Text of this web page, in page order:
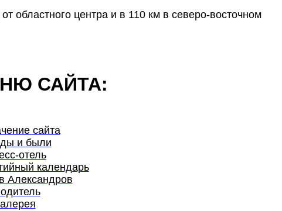
областного центра и в 110 км в северо-восточном
САЙТА:
сайта
и были
отель
календарь
Александров